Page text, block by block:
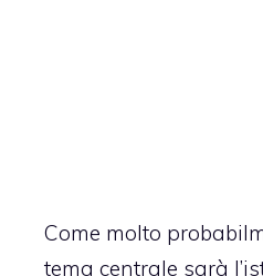
Come molto
tema centrale sarà